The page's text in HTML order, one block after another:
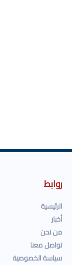
روابط
الرئيسية
أخبار
من نحن
تواصل معنا
سياسة الخصوصية